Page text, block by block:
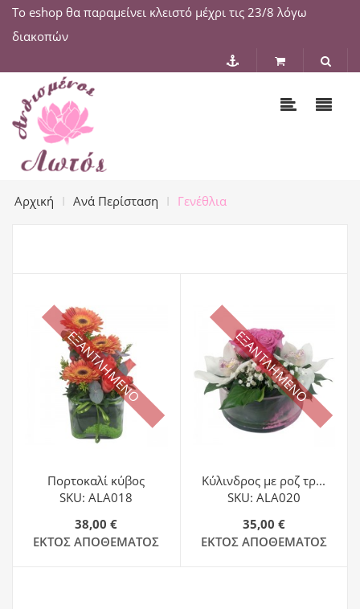
Το eshop θα παραμείνει κλειστό μέχρι τις 23/8 λόγω
διακοπών
Αρχική Ανά Περίσταση Γενέθλια
ΕΞΑΝΤΛΗΜΕΝΟ
Πορτοκαλί κύβος
SKU: ALA018
38,00 €
ΕΚΤΌΣ ΑΠΟΘΈΜΑΤΟΣ
ΕΞΑΝΤΛΗΜΕΝΟ
Κύλινδρος με ροζ τρ...
SKU: ALA020
35,00 €
ΕΚΤΌΣ ΑΠΟΘΈΜΑΤΟΣ